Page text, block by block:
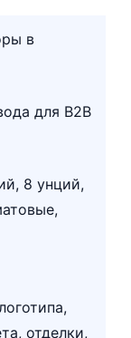
в
для B2B
8 унций,
отделки,